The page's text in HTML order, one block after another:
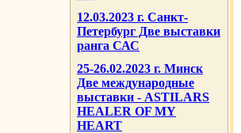
12.03.2023 г. Санкт-
Петербург Две выставки
ранга САС
25-26.02.2023 г. Минск
Две международные
выставки - ASTILARS
HEALER OF MY
HEART